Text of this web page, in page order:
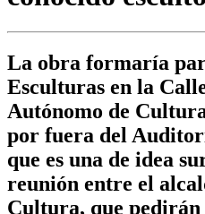
La obra formaría
Esculturas en la
Autónomo de
por fuera del
que es una de idea
reunión entre el
Cultura, que pedirán